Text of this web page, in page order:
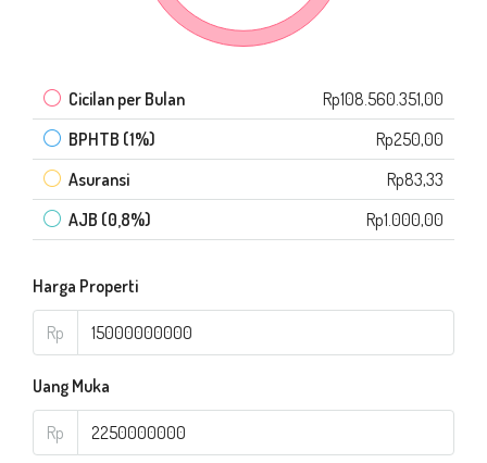
Cicilan per Bulan
Rp108.560.351,00
BPHTB (1%)
Rp250,00
Asuransi
Rp83,33
AJB (0,8%)
Rp1.000,00
Harga Properti
Rp
Uang Muka
Rp